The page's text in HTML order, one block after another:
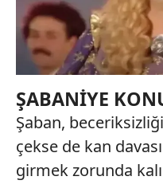
ŞABANİYE
Şaban,
çekse de kan
girmek zorunda